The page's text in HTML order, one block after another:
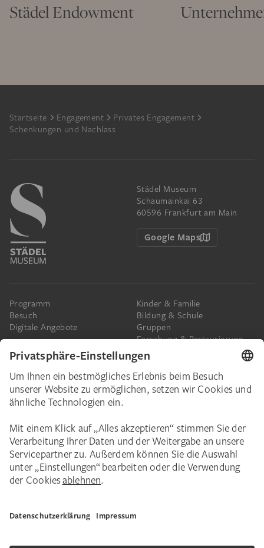
Städel Endowment
Footer
Startseite Engagement
Privates Engagement
Schenkungen und Nachlass
Städel Museum
Schaumainkai 63
60596 Frankfurt am Main
Google Maps
Programm
Besuch
Digitale Angebote
Kinder & Familie
Bildung & Schule
Gruppen
Forschung & Restaurierung
Presse
Das Städel
Spenden
Schenkungen & Nachlass
Corporate Events
Städelverein
Karriere
Städel Stories
Newsletter